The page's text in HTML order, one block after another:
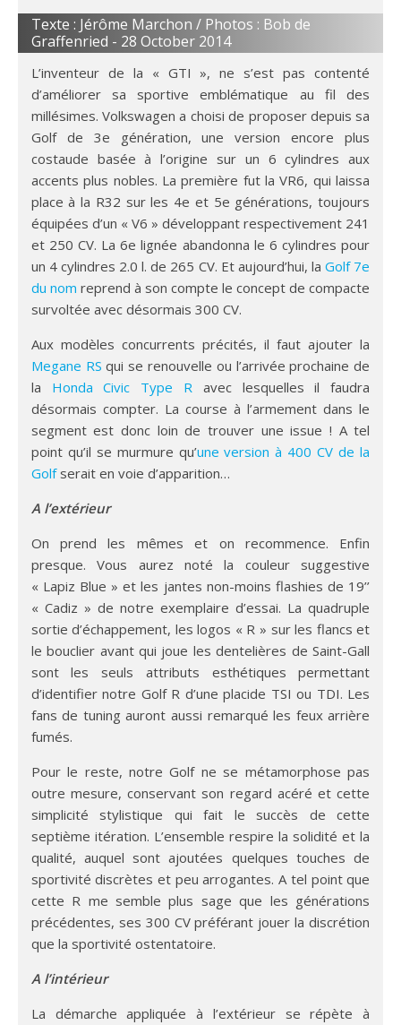
Texte : Jérôme Marchon / Photos : Bob de
Graffenried - 28 October 2014
L’inventeur de la « GTI », ne s’est pas contenté
d’améliorer sa sportive emblématique au fil des
millésimes. Volkswagen a choisi de proposer depuis sa
Golf de 3e génération, une version encore plus
costaude basée à l’origine sur un 6 cylindres aux
accents plus nobles. La première fut la VR6, qui laissa
place à la R32 sur les 4e et 5e générations, toujours
équipées d’un « V6 » développant respectivement 241
et 250 CV. La 6e lignée abandonna le 6 cylindres pour
un 4 cylindres 2.0 l. de 265 CV. Et aujourd’hui, laGolf 7e
du nom reprend à son compte le concept de compacte
survoltée avec désormais 300 CV.
Aux modèles concurrents précités, il faut ajouter la
Megane RS qui se renouvelle ou l’arrivée prochaine de
la Honda Civic Type R avec lesquelles il faudra
désormais compter. La course à l’armement dans le
segment est donc loin de trouver une issue ! A tel
point qu’il se murmure qu’une version à 400 CV de la
Golfserait en voie d’apparition…
A l’extérieur
On prend les mêmes et on recommence. Enfin
presque. Vous aurez noté la couleur suggestive
« Lapiz Blue » et les jantes non-moins flashies de 19’’
« Cadiz » de notre exemplaire d’essai. La quadruple
sortie d’échappement, les logos « R » sur les flancs et
le bouclier avant qui joue les dentelières de Saint-Gall
sont les seuls attributs esthétiques permettant
d’identifier notre Golf R d’une placide TSI ou TDI. Les
fans de tuning auront aussi remarqué les feux arrière
fumés.
Pour le reste, notre Golf ne se métamorphose pas
outre mesure, conservant son regard acéré et cette
simplicité stylistique qui fait le succès de cette
septième itération. L’ensemble respire la solidité et la
qualité, auquel sont ajoutées quelques touches de
sportivité discrètes et peu arrogantes. A tel point que
cette R me semble plus sage que les générations
précédentes, ses 300 CV préférant jouer la discrétion
que la sportivité ostentatoire.
A l’intérieur
La démarche appliquée à l’extérieur se répète à